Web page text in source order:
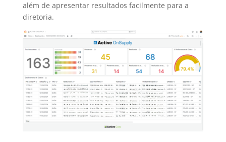
além de apresentar resultados facilmente para a
diretoria.